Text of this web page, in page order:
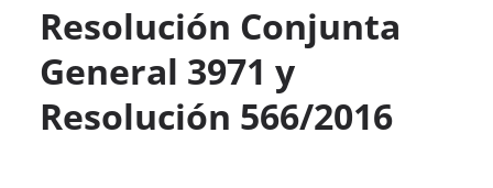
Resolución Conjunta
General 3971 y
Resolución 566/2016